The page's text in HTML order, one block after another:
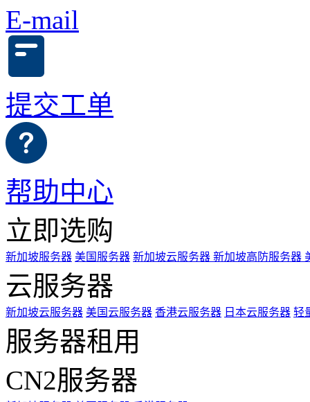
E-mail
提交工单
帮助中心
立即选购
新加坡服务器 美国服务器 新加坡云服务器 新加坡高防服务器
云服务器
新加坡云服务器 美国云服务器 香港云服务器 日本云服务器 轻
服务器租用
CN2服务器